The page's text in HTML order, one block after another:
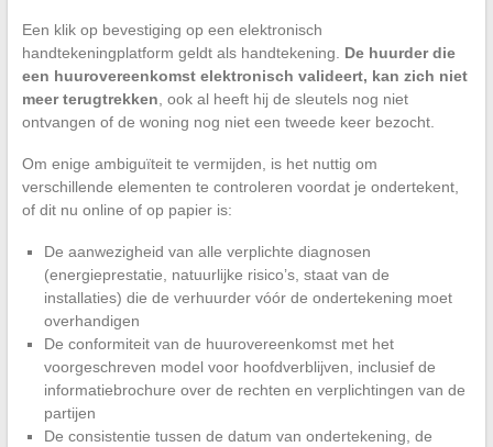
Een klik op bevestiging op een elektronisch
handtekeningplatform geldt als handtekening. De huurder die
een huurovereenkomst elektronisch valideert, kan zich niet
meer terugtrekken , ook al heeft hij de sleutels nog niet
ontvangen of de woning nog niet een tweede keer bezocht.
Om enige ambiguïteit te vermijden, is het nuttig om
verschillende elementen te controleren voordat je ondertekent,
of dit nu online of op papier is:
De aanwezigheid van alle verplichte diagnosen
(energieprestatie, natuurlijke risico’s, staat van de
installaties) die de verhuurder vóór de ondertekening moet
overhandigen
De conformiteit van de huurovereenkomst met het
voorgeschreven model voor hoofdverblijven, inclusief de
informatiebrochure over de rechten en verplichtingen van de
partijen
De consistentie tussen de datum van ondertekening, de